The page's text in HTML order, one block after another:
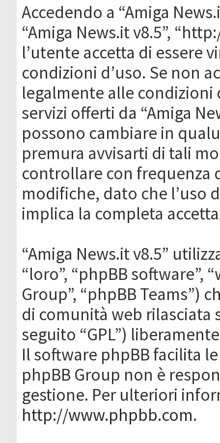
Accedendo a “Amiga
“Amiga News.it v8.5”,
l’utente accetta di essere
condizioni d’uso. Se non
legalmente alle condizioni
servizi offerti da “Amiga
possono cambiare in
premura avvisarti di tali
controllare con frequenza
modifiche, dato che l’uso
implica la completa
“Amiga News.it v8.5”
“loro”, “phpBB software”,
Group”, “phpBB Teams”)
di comunità web rilasciata
seguito “GPL”)
Il software phpBB facilita
phpBB Group non è
gestione. Per ulteriori
http://www.phpbb.com.